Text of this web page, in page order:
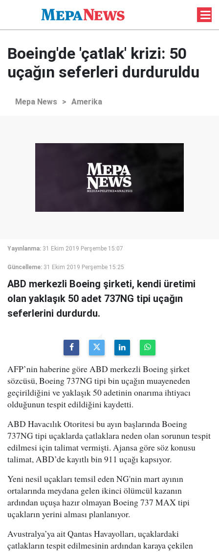
Boeing'de 'çatlak' krizi: 50
uçağın seferleri durduruldu
Mepa News > Amerika
Yayınlanma: 31 Ekim 2019 Perşembe 15:07
Güncelleme: 31 Ekim 2019 Perşembe 15:25
ABD merkezli Boeing şirketi, kendi üretimi
olan yaklaşık 50 adet 737NG tipi uçağın
seferlerini durdurdu.
AFP’nin haberine göre ABD merkezli Boeing şirket
sözcüsü, Boeing 737NG tipi bin uçağın muayeneden
geçirildiğini ve yaklaşık 50 adetinin onarıma ihtiyacı
olduğunun tespit edildiğini kaydetti.
ABD Havacılık Otoritesi bu ayın başlarında Boeing
737NG tipi uçaklarda çatlaklara neden olan sorunun tespit
edilmesi için talimat vermişti. Ajansa göre söz konusu
talimat, ABD’de kayıtlı bin 911 uçağı kapsıyor.
Yeni nesil uçakları temsil eden NG'nin mart ayının
ortalarında meydana gelen ikinci ölümcül kazanın
ardından uçuşa hazır olmayan Boeing 737 MAX tipi
uçakların yerini alması planlanıyor.
Avustralya’ya ait Qantas Havayolları, uçaklardaki
çatlakların tespit edilmesinin ardından karaya çekilen